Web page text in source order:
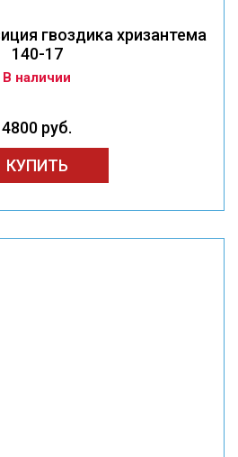
гвоздика хризантема
140-17
В наличии
4800 руб.
КУПИТЬ